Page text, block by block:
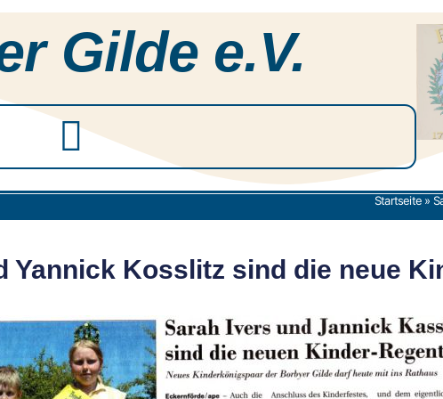
Gilde e.V.
Startseite»
Yannick Kosslitz sind die neue